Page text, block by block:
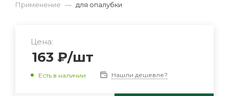
Применение — для опалубки
Цена:
163 ₽/шт
Есть в наличии Нашли дешевле?